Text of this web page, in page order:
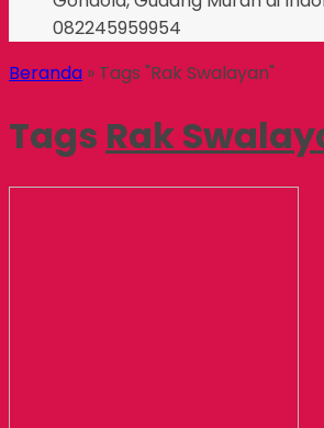
082245959954
Beranda » Tags "Rak Swalayan"
Tags Rak